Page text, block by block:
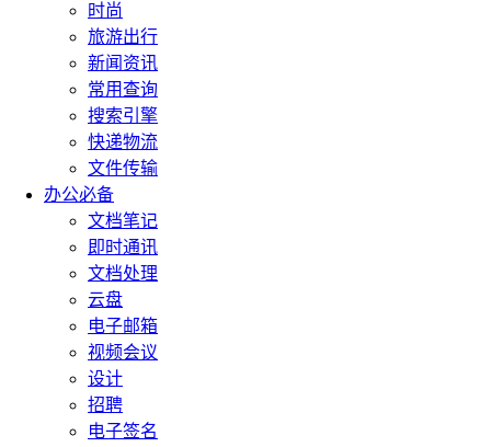
时尚
旅游出行
新闻资讯
常用查询
搜索引擎
快递物流
文件传输
办公必备
文档笔记
即时通讯
文档处理
云盘
电子邮箱
视频会议
设计
招聘
电子签名